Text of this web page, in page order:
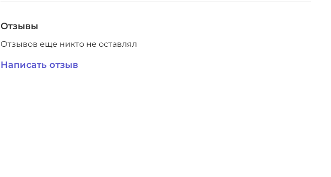
Отзывы
Отзывов еще никто не оставлял
Написать отзыв